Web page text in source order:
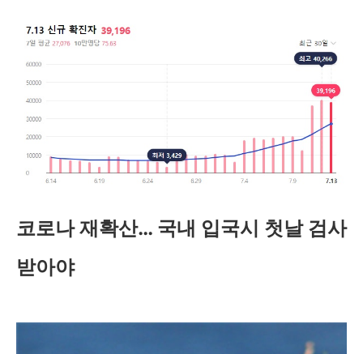
코로나 재확산… 국내 입국시 첫날 검사
받아야